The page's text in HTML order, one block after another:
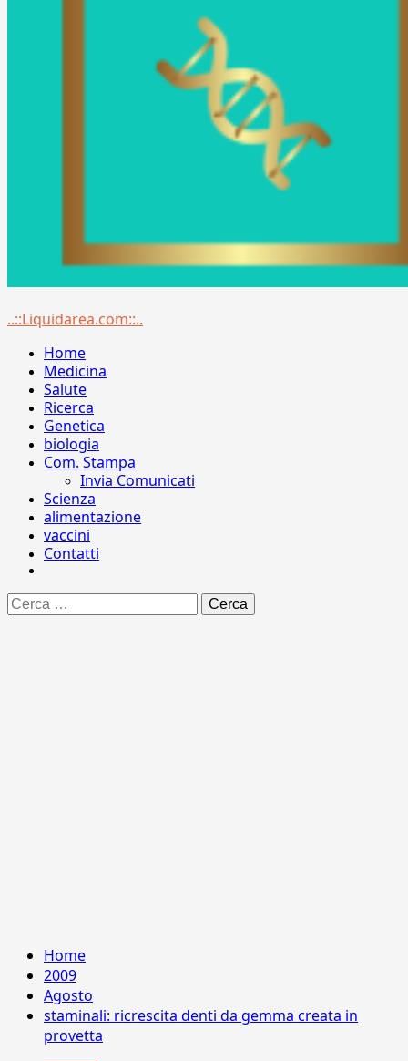
Menu
..::Liquidarea.com::..
Home
Medicina
Salute
Ricerca
Genetica
biologia
Com. Stampa
Invia Comunicati
Scienza
alimentazione
vaccini
Contatti
Ricerca
per:
Home
2009
Agosto
staminali: ricrescita denti da gemma creata in
provetta